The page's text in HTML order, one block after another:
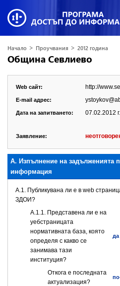
Начало > Проучвания > 2012 година
Община Севлиево
Web сайт: http://
E-mail адрес:
Дата на запитването: 07.02.2012 г.
Заявление:
А. Изпълнение на задълженията
информация
A.1. Публикувана ли е в web
ЗДОИ?
A.1.1. Представена ли е на
уебстраницата
нормативната база, която
определя с какво се
занимава тази
институция?
да
Откога е последната
актуализация?